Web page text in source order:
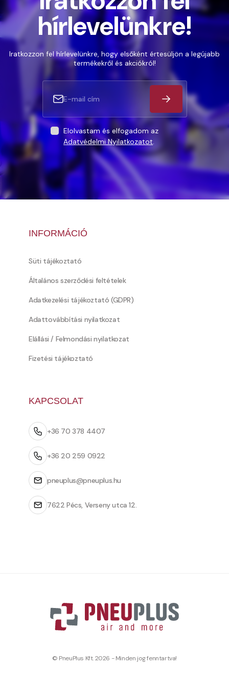
hírlevelünkre!
Iratkozzon fel hírlevelünkre, hogy elsőként értesüljön a legújabb
termékekről és akciókról!
Elolvastam és elfogadom az
Adatvédelmi Nyilatkozatot.
INFORMÁCIÓ
Süti tájékoztató
Általános szerződési feltételek
Adatkezelési tájékoztató (GDPR)
Adattovábbítási nyilatkozat
Elállási / Felmondási nyilatkozat
Fizetési tájékoztató
KAPCSOLAT
+36 70 378 4407
+36 20 259 0922
pneuplus@pneuplus.hu
7622 Pécs, Verseny utca 12.
© PneuPlus Kft. 2026 - Minden jog fenntartva!